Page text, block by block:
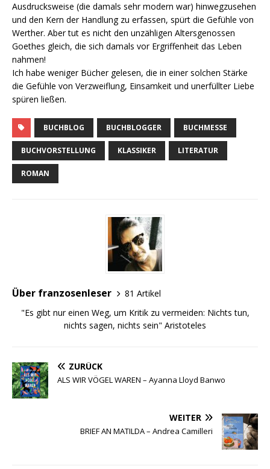
Ausdrucksweise (die damals sehr modern war) hinwegzusehen
und den Kern der Handlung zu erfassen, spürt die Gefühle von
Werther. Aber tut es nicht den unzähligen Altersgenossen
Goethes gleich, die sich damals vor Ergriffenheit das Leben
nahmen!
Ich habe weniger Bücher gelesen, die in einer solchen Stärke
die Gefühle von Verzweiflung, Einsamkeit und unerfüllter Liebe
spüren ließen.
BUCHBLOG BUCHBLOGGER BUCHMESSE
BUCHVORSTELLUNG KLASSIKER LITERATUR
ROMAN
Über franzosenleser
81 Artikel
"Es gibt nur einen Weg, um Kritik zu vermeiden: Nichts tun,
nichts sagen, nichts sein" Aristoteles
ZURÜCK
ALS WIR VÖGEL WAREN – Ayanna Lloyd Banwo
WEITER
BRIEF AN MATILDA – Andrea Camilleri